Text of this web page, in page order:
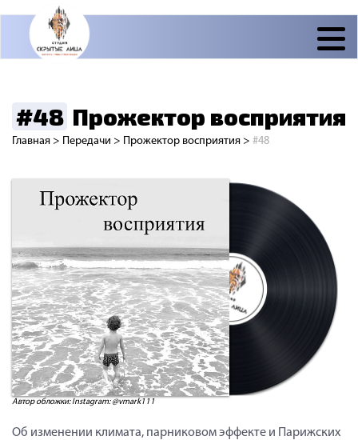
#48 Прожектор восприятия
Главная > Передачи > Прожектор восприятия > #48
Автор обложки: Instagram: @vmark111
Об изменении климата, парниковом эффекте и Парижских